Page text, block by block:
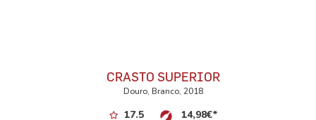
CRASTO SUPERIOR
Douro, Branco, 2018
17.5 14,98€*